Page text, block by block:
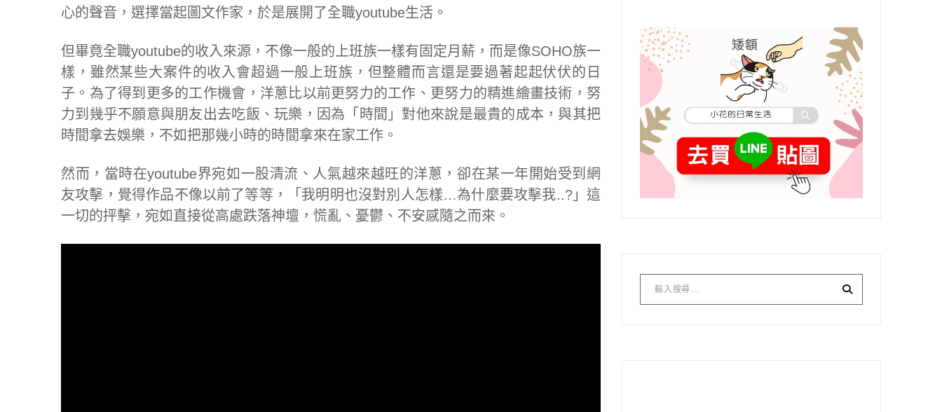
心的聲音，選擇當起圖文作家，於是展開了全職youtube生活。
但畢竟全職youtube的收入來源，不像一般的上班族一樣有固定月薪，而是像SOHO族一
樣，雖然某些大案件的收入會超過一般上班族，但整體而言還是要過著起起伏伏的日
子。為了得到更多的工作機會，洋蔥比以前更努力的工作、更努力的精進繪畫技術，努
力到幾乎不願意與朋友出去吃飯、玩樂，因為「時間」對他來說是最貴的成本，與其把
時間拿去娛樂，不如把那幾小時的時間拿來在家工作。
然而，當時在youtube界宛如一股清流、人氣越來越旺的洋蔥，卻在某一年開始受到網
友攻擊，覺得作品不像以前了等等，「我明明也沒對別人怎樣…為什麼要攻擊我..?」這
一切的抨擊，宛如直接從高處跌落神壇，慌亂、憂鬱、不安感隨之而來。